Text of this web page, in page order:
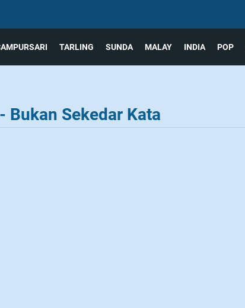
TARLING SUNDA MALAY INDIA POP
Bukan Sekedar Kata